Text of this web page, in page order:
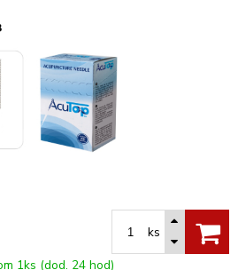
ks
1ks (dod. 24 hod)